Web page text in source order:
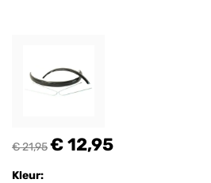
€ 21,95€ 12,95
Kleur: